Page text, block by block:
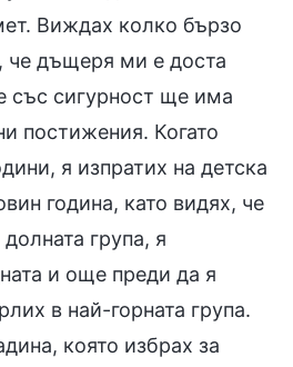
Виждах колко бързо
че дъщеря ми е доста
със сигурност ще има
постижения. Когато
я изпратих на детска
година, като видях, че
група, я
и още преди да я
в най-горната група.
която избрах за